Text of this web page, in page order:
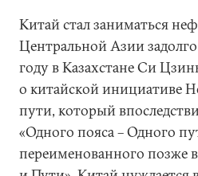
Китай стал заниматься
Центральной Азии задолго
году в Казахстане Си
о китайской инициативе
пути, который
«Одного пояса – Одного
переименованного позже